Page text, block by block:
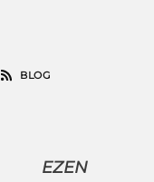
BLOG
EZEN